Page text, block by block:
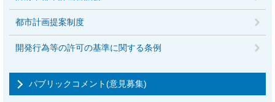
都市計画提案制度
開発行為等の許可の基準に関する条例
パブリックコメント(意見募集)